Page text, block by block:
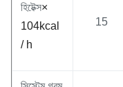
হিটেক্স×
104kcal
/ h
15